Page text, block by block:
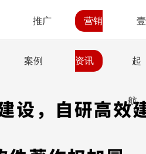
推广
案例
营销
资讯
壹
起
航